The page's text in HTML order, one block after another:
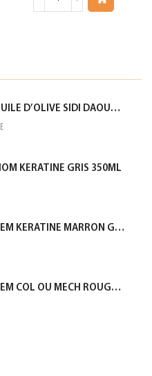
THON ENTIER A L’HUILE D’OLIVE SIDI DAOUD 950G
KERATINE GRIS 350ML
LILAS SHAMP EXT FEM KERATINE MARRON GOLD 350ML
LILAS SHAMP EXT FEM COL OU MECH ROUGE 350ML